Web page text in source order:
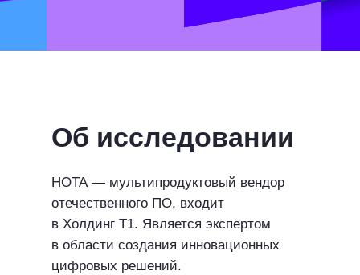
Об исследовании
НОТА — мультипродуктовый вендор
отечественного ПО, входит
в Холдинг Т1. Является экспертом
в области создания инновационных
цифровых решений.